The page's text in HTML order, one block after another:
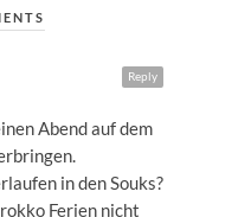
Reply
Abend auf dem
in den Souks?
Ferien nicht